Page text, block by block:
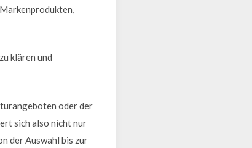
klären und
oder der
sich also nicht nur
der Auswahl bis zur